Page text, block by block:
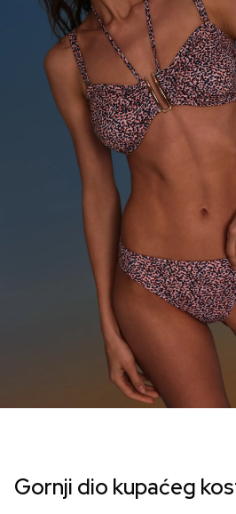
Gornji dio kupaćeg